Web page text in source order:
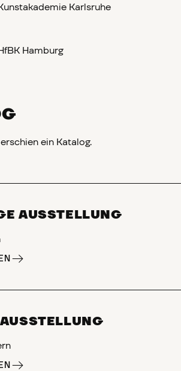
Karlsruhe
Hamburg
ein Katalog.
AUSSTELLUNG